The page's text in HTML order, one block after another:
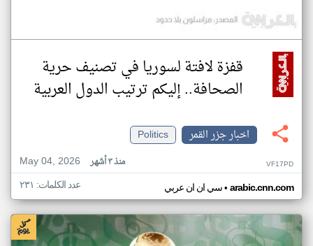
قفزة لافتة لسوريا في تصنيف حرية
الصحافة.. إليكم ترتيب الدول العربية
اخبار جزر القمر
Politics
May 04, 2026
منذ ٣ أشهر VF17PD
سي ان ان عربي• arabic.cnn.com عدد الكلمات: ٢٣١